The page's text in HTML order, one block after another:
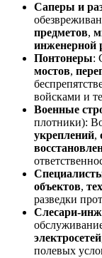
Саперы и
предметов,
инженерной
Понтонеры:
мостов,
войсками и
Военные
плотники):
укреплений,
объектов,
разведки
Слесари-
электросетей
полевых